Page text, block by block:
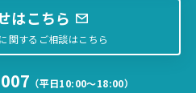
はこちら
関するご相談はこちら
（平日10:00〜18:00）